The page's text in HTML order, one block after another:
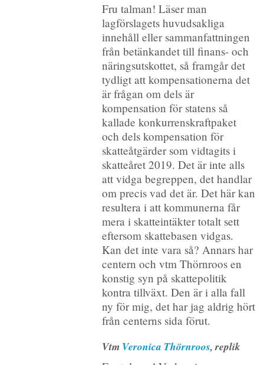
Fru talman! Läser man
lagförslagets huvudsakliga
innehåll eller sammanfattningen
från betänkandet till finans- och
näringsutskottet, så framgår det
tydligt att kompensationerna det
är frågan om dels är
kompensation för statens så
kallade konkurrenskraftpaket
och dels kompensation för
skatteåtgärder som vidtagits i
skatteåret 2019. Det är inte alls
att vidga begreppen, det handlar
om precis vad det är. Det här kan
resultera i att kommunerna får
mera i skatteintäkter totalt sett
eftersom skattebasen vidgas.
Kan det inte vara så? Annars har
centern och vtm Thörnroos en
konstig syn på skattepolitik
kontra tillväxt. Den är i alla fall
ny för mig, det har jag aldrig hört
från centerns sida förut.
Vtm Veronica Thörnroos, replik